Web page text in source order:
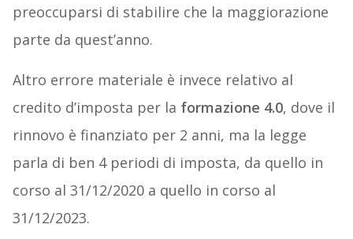
preoccuparsi di stabilire che la maggiorazione
parte da quest’anno.
Altro errore materiale è invece relativo al
credito d’imposta per la formazione 4.0, dove il
rinnovo è finanziato per 2 anni, ma la legge
parla di ben 4 periodi di imposta, da quello in
corso al 31/12/2020 a quello in corso al
31/12/2023.